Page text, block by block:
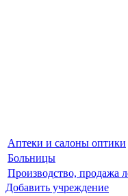
Аптеки и салоны оптики
Больницы
Производство, продажа
Добавить учреждение